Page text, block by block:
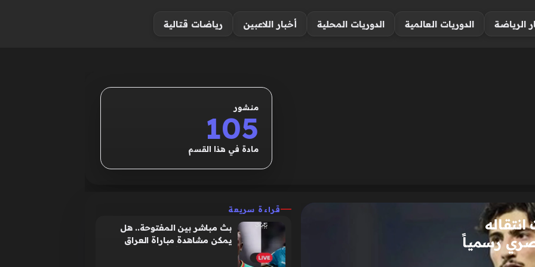
الرياضة الدوريات العالمية الدوريات المحلية أخبار اللاعبين رياضات قتالية
منشور
105
مادة في هذا القسم
رسمياً
قراءة سريعة
بث مباشر بين المفتوحة.. هل
يمكن مشاهدة مباراة العراق